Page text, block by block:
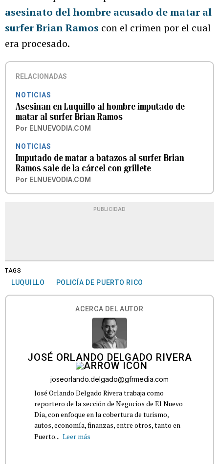
asesinato del hombre acusado de matar al
surfer Brian Ramos con el crimen por el cual
era procesado.
RELACIONADAS
NOTICIAS
Asesinan en Luquillo al hombre imputado de
matar al surfer Brian Ramos
Por ELNUEVODIA.COM
NOTICIAS
Imputado de matar a batazos al surfer Brian
Ramos sale de la cárcel con grillete
Por ELNUEVODIA.COM
PUBLICIDAD
TAGS
LUQUILLO POLICÍA DE PUERTO RICO
ACERCA DEL AUTOR
JOSÉ ORLANDO DELGADO RIVERA
joseorlando.delgado@gfrmedia.com
José Orlando Delgado Rivera trabaja como
reportero de la sección de Negocios de El Nuevo
Día, con enfoque en la cobertura de turismo,
autos, economía, finanzas, entre otros, tanto en
Puerto... Leer más